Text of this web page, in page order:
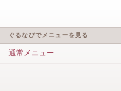
ぐるなびでメニューを見る
通常メニュー